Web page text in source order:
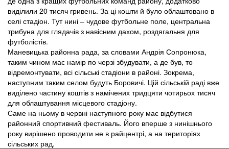
виділили 20 тисяч гривень. За ці кошти й було облаштовано в
селі стадіон. Тут нині – чудове футбольне поле, центральна
трибуна для глядачів з навісним дахом, роздягальня для
футболістів.
Маневицька районна рада, за словами Андрія Сопронюка,
таким чином має намір по черзі збудувати, а де був, то
відремонтувати, всі сільські стадіони в районі. Зокрема,
наступним таким селом будуть Боровичі. Цій сільській раді вже
виділено частину коштів з намічених тридцяти чотирьох тисяч
для облаштування місцевого стадіону.
Саме на ньому в червні наступного року має відбутися
районний спортивний фестиваль. Його вперше з нинішнього
року вирішено проводити не в райцентрі, а на територіях
сільських рад.